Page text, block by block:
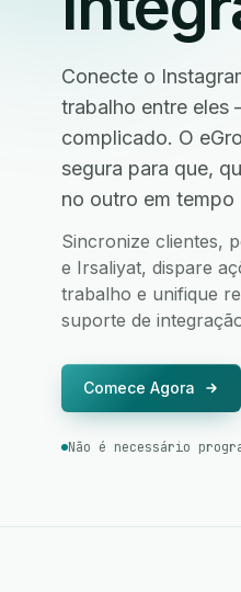
Conecte o
trabalho entre eles
complicado. O
segura para que,
no outro em tempo
Sincronize clientes,
e Irsaliyat, dispare
trabalho e unifique
suporte de
Comece Agora
Não é necessário